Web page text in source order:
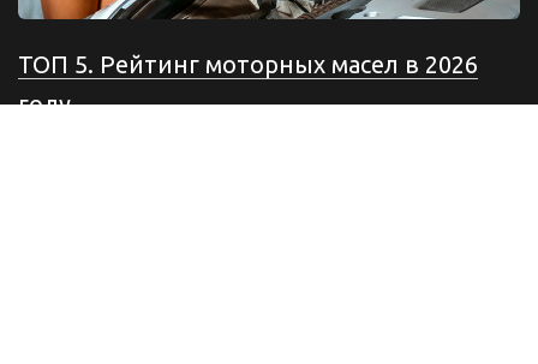
ТОП 5. Рейтинг моторных масел в 2026
году